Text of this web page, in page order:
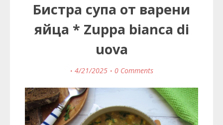
Бистра супа от варени
яйца * Zuppa bianca di
uova
4/21/2025 0 Comments